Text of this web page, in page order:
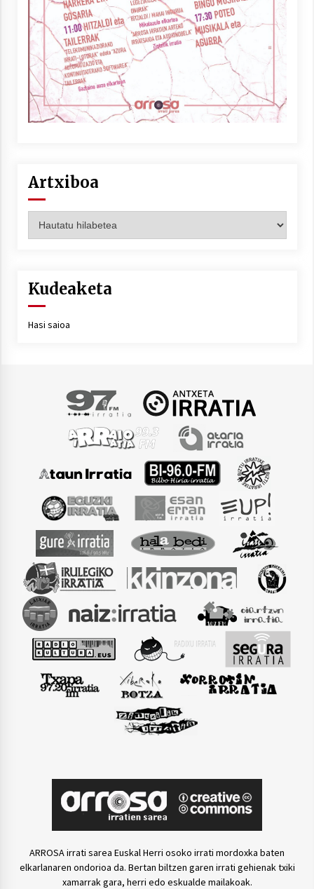
Artxiboa
Kudeaketa
Hasi saioa
ARROSA irrati sarea Euskal Herri osoko irrati mordoxka baten
elkarlanaren ondorioa da. Bertan biltzen garen irrati gehienak txiki
xamarrak gara, herri edo eskualde mailakoak.